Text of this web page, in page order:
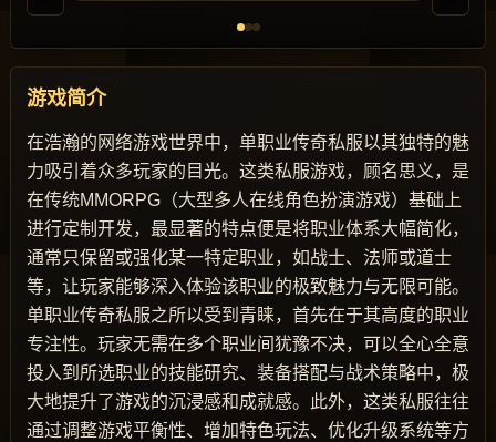
游戏简介
在浩瀚的网络游戏世界中，单职业传奇私服以其独特的魅
力吸引着众多玩家的目光。这类私服游戏，顾名思义，是
在传统MMORPG（大型多人在线角色扮演游戏）基础上
进行定制开发，最显著的特点便是将职业体系大幅简化，
通常只保留或强化某一特定职业，如战士、法师或道士
等，让玩家能够深入体验该职业的极致魅力与无限可能。
单职业传奇私服之所以受到青睐，首先在于其高度的职业
专注性。玩家无需在多个职业间犹豫不决，可以全心全意
投入到所选职业的技能研究、装备搭配与战术策略中，极
大地提升了游戏的沉浸感和成就感。此外，这类私服往往
通过调整游戏平衡性、增加特色玩法、优化升级系统等方